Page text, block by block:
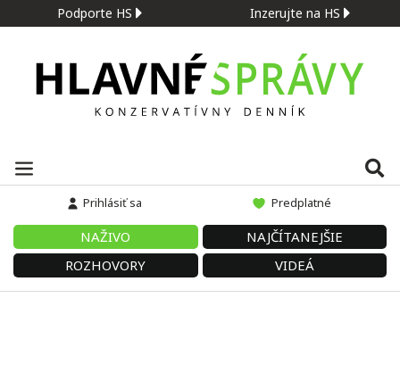
Podporte HS Inzerujte na HS
Prihlásiť sa Predplatné
NAŽIVO
NAJČÍTANEJŠIE
ROZHOVORY
VIDEÁ